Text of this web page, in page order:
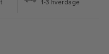
1-3 hverdage